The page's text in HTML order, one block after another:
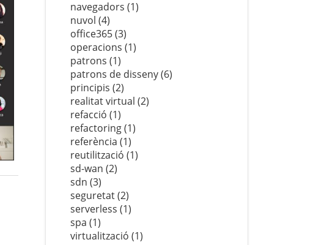
navegadors (1)
nuvol (4)
office365 (3)
operacions (1)
patrons (1)
patrons de disseny (6)
principis (2)
realitat virtual (2)
refacció (1)
refactoring (1)
referència (1)
reutilització (1)
sd-wan (2)
sdn (3)
seguretat (2)
serverless (1)
spa (1)
virtualització (1)